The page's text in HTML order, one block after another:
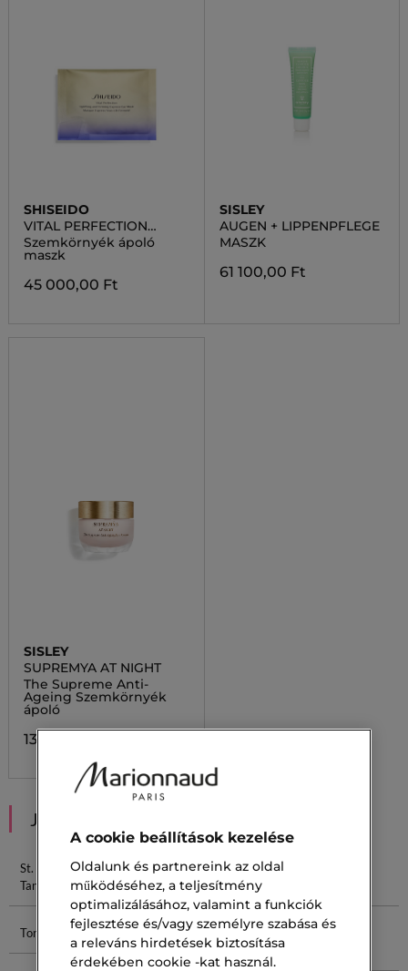
SHISEIDO
VITAL PERFECTION
UPLIFTING AND FIRMING
EXPRESS EYE MASK
Szemkörnyék ápoló
maszk
45 000,00 Ft
SISLEY
AUGEN + LIPPENPFLEGE
MASZK
61 100,00 Ft
SISLEY
SUPREMYA AT NIGHT
The Supreme Anti-
Ageing Szemkörnyék
ápoló
139 200,00 Ft
JAVASOLT NEKED
St. Tropez Self
Tan
St. Tropez Self
Tan Purity
After Shave
Lotion
Toning Lotion Pure Shots
Shiseido
Ránctalanító
L'Homme
A cookie beállítások kezelése
Oldalunk és partnereink az oldal
működéséhez, a teljesítmény
optimalizálásához, valamint a funkciók
fejlesztése és/vagy személyre szabása és
a releváns hirdetések biztosítása
érdekében cookie -kat használ.